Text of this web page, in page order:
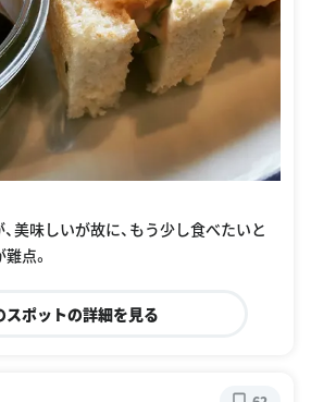
美味しいが故に、もう少し食べたいと
点。
スポットの詳細を見る